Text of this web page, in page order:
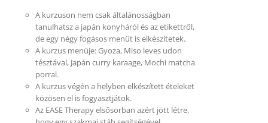
A kurzuson nem csak általánosságban
tanulhatsz a japán konyháról és az etikettről,
de egy négy fogásos menüt is elkészítetek.
A kurzus menüje: Gyoza, Miso leves udon
tésztával, Japán curry karaage, Mochi matcha
porral.
A kurzus végén a helyben elkészített ételeket
közösen el is fogyasztjátok.
Az EASE Therapy elsősorban azért jött létre,